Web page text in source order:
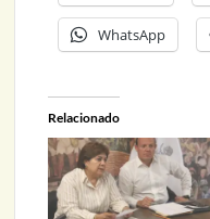
WhatsApp
Relacionado